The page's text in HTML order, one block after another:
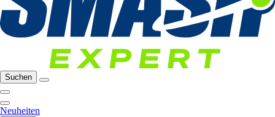
Suchen
Neuheiten